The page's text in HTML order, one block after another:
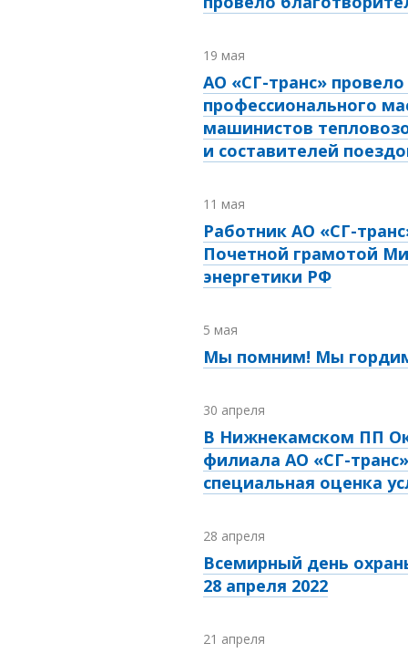
19 мая
АО «СГ-транс» провело
профессионального
машинистов
и составителей
11 мая
Работник АО «СГ-
Почетной грамотой
энергетики РФ
5 мая
Мы помним! Мы
30 апреля
В Нижнекамском ПП
филиала АО «СГ-
специальная оценка
28 апреля
Всемирный день
28 апреля 2022
21 апреля